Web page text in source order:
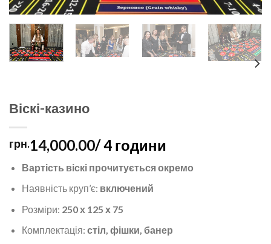
Віскі-казино
грн.14,000.00/ 4 години
Вартість віскі прочитується окремо
Наявність круп’є: включений
Розміри: 250 х 125 х 75
Комплектація: стіл, фішки, банер